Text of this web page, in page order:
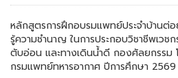
หลักสูตรการฝึกอบรมแพทย์ประจำบ้าน
รู้ความชำนาญ ในการประกอบวิชาชีพเว
ตับอ่อน และทางเดินนํ้าดี กองศัลยกรรม
กรมแพทย์ทหารอากาศ ปีการศึกษา 2569